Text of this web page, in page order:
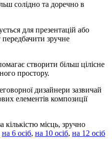
солідно та доречно в
для презентацій або
передбачити зручне
створити більш цілісне
простору.
дизайнери зазвичай
елементів композиції
місць, зручно
на 6 осіб, на 10 осіб, на 12 осіб